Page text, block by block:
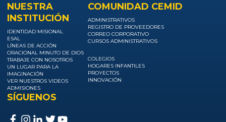
NUESTRA
INSTITUCIÓN
IDENTIDAD MISIONAL
ESAL
LÍNEAS DE ACCIÓN
ORACIONAL MINUTO DE DIOS
TRABAJE CON NOSOTROS
UN LUGAR PARA LA
IMAGINACIÓN
VER NUESTROS VIDEOS
ADMISIONES
COMUNIDAD CEMID
ADMINISTRATIVOS
REGISTRO DE PROVEEDORES
CORREO CORPORATIVO
CURSOS ADMINISTRATIVOS
COLEGIOS
HOGARES INFANTILES
PROYECTOS
INNOVACIÓN
SÍGUENOS